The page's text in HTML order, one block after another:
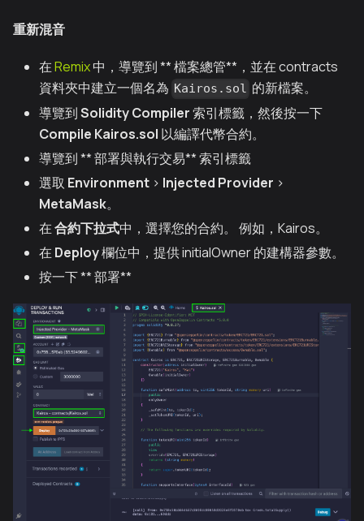
重新混音
在Remix中，導覽到 ** 檔案總管**，並在 contracts
資料夾中建立一個名為 Kairos.sol 的新檔案。
導覽到Solidity Compiler索引標籤，然後按一下
Compile Kairos.sol 以編譯代幣合約。
導覽到 ** 部署與執行交易** 索引標籤
選取 Environment > Injected Provider >
MetaMask。
在合約下拉式中，選擇您的合約。 例如，Kairos。
在Deploy欄位中，提供 initialOwner 的建構器參數。
按一下 ** 部署**